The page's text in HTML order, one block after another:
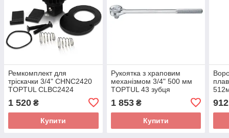
Ремкомплект для
тріскачки 3/4" CHNC2420
TOPTUL CLBC2424
1 520 ₴
Купити
Рукоятка з храповим
механізмом 3/4" 500 мм
TOPTUL 43 зубця
1 853₴
Купити
912